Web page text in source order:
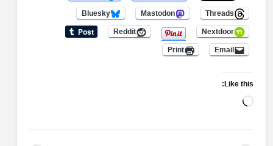
Threads
Mastodon
Bluesky
Nextdoor
Reddit
Email
Print
Like this:
Loading…